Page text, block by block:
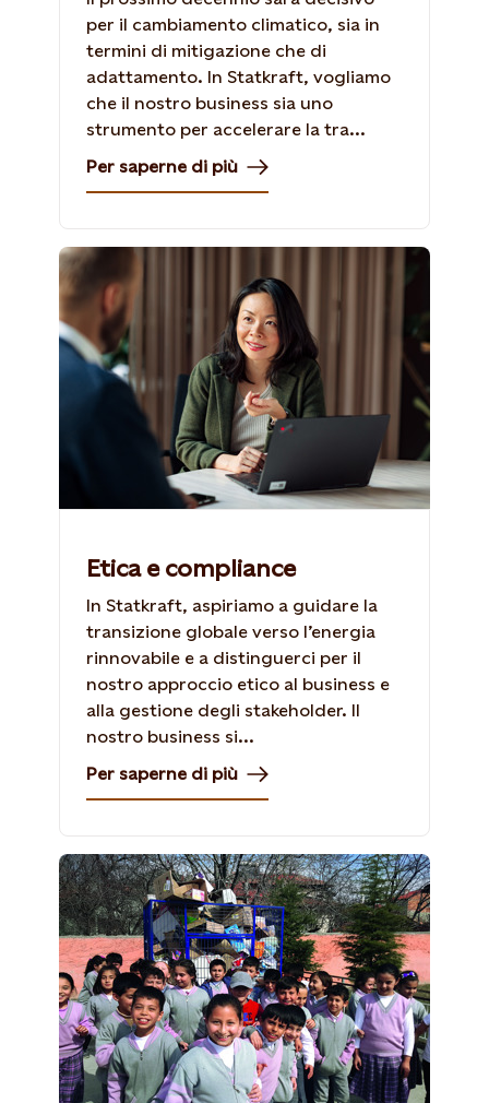
per il cambiamento climatico, sia in
termini di mitigazione che di
adattamento. In Statkraft, vogliamo
che il nostro business sia uno
strumento per accelerare la tra...
Per saperne di più
Etica e compliance
In Statkraft, aspiriamo a guidare la
transizione globale verso l’energia
rinnovabile e a distinguerci per il
nostro approccio etico al business e
alla gestione degli stakeholder. Il
nostro business si...
Per saperne di più